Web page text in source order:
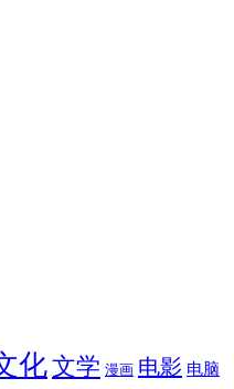
化文学 漫画 电影 电脑